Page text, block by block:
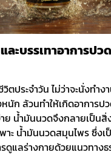
ะบรรเทาอาการปว
ตประจำวัน ไม่ว่าจะนั่งทำ
ก ล้วนทำให้เกิดอาการป
ย น้ำมันนวดจึงกลายเป็น
าะ น้ำมันนวดสมุนไพรซึ่งเ
แลร่างกายด้วยแนวทางธ